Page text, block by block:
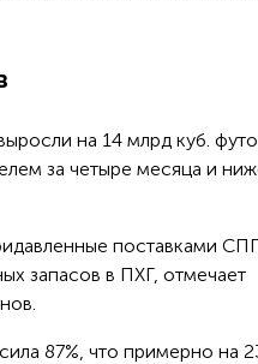
на 14 млрд куб.
за четыре месяца и
поставками
запасов в ПХГ, отмечает
87%, что примерно на